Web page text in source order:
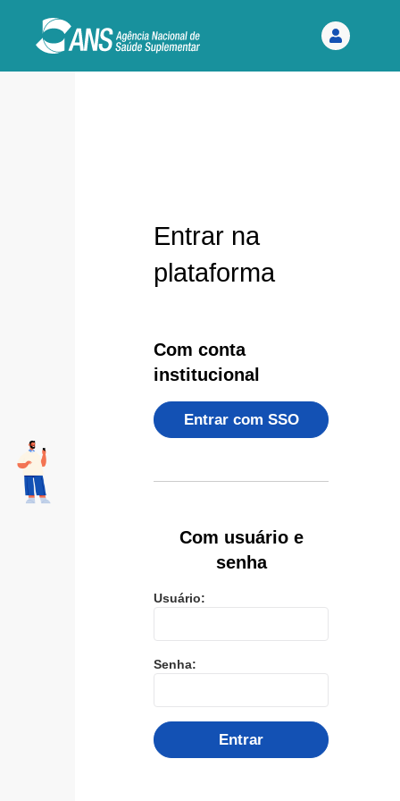
Entrar na
plataforma
Com conta
institucional
Entrar com SSO
Com usuário e
senha
Usuário:
Senha:
Entrar